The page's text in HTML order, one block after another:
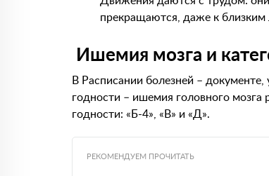
прекращаются, даже к близким
Ишемия мозга и
В Расписании болезней –
годности – ишемия головного мозга
годности: «Б-4», «В» и «Д».
РЕКОМЕНДУЕМ ПРОЧИТАТЬ